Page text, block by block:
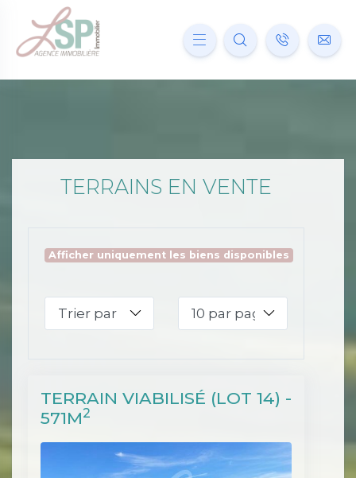
TERRAINS EN VENTE
Afficher uniquement les biens disponibles
TERRAIN VIABILISÉ (LOT 14) -
571M2